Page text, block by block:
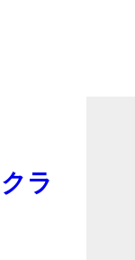
ラ